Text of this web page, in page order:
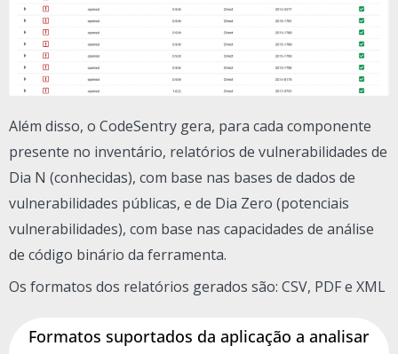
Além disso, o CodeSentry gera, para cada componente
presente no inventário, relatórios de vulnerabilidades de
Dia N (conhecidas), com base nas bases de dados de
vulnerabilidades públicas, e de Dia Zero (potenciais
vulnerabilidades), com base nas capacidades de análise
de código binário da ferramenta.
Os formatos dos relatórios gerados são: CSV, PDF e XML
Formatos suportados da aplicação a analisar